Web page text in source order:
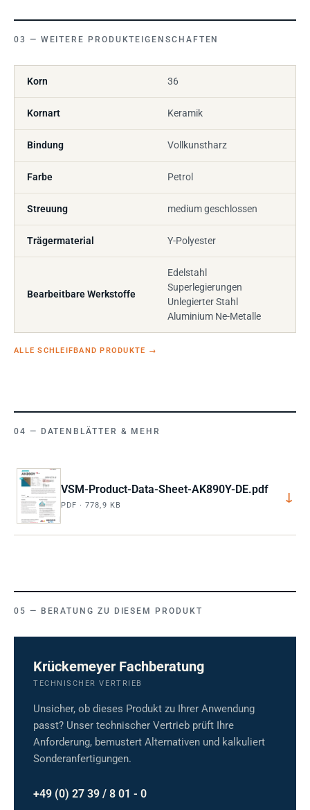
WEITERE PRODUKTEIGENSCHAFTEN
Korn 36
Kornart Keramik
Bindung Vollkunstharz
Farbe Petrol
Streuung medium geschlossen
Trägermaterial Y-Polyester
Bearbeitbare Werkstoffe
Edelstahl
Superlegierungen
Unlegierter Stahl
Aluminium Ne-Metalle
ALLE SCHLEIFBAND PRODUKTE →
DATENBLÄTTER & MEHR
VSM-Product-Data-Sheet-AK890Y-DE.pdf
PDF · 778,9 KB
↓
BERATUNG ZU DIESEM PRODUKT
Krückemeyer Fachberatung
TECHNISCHER VERTRIEB
Unsicher, ob dieses Produkt zu Ihrer Anwendung
passt? Unser technischer Vertrieb prüft Ihre
Anforderung, bemustert Alternativen und kalkuliert
Sonderanfertigungen.
+49 (0) 27 39 / 8 01 - 0